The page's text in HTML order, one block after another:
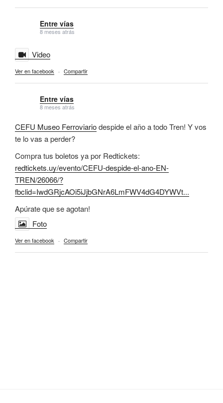
Entre vías
8 meses atrás
Video
Ver en facebook · Compartir
Entre vías
8 meses atrás
CEFU Museo Ferroviariodespide el año a todo Tren! Y vos
te lo vas a perder?
Compra tus boletos ya por Redtickets:
redtickets.uy/evento/CEFU-despide-el-ano-EN-
TREN/26066/?
fbclid=IwdGRjcAOi5iJjbGNrA6LmFWV4dG4DYWVt...
Apúrate que se agotan!
Foto
Ver en facebook · Compartir